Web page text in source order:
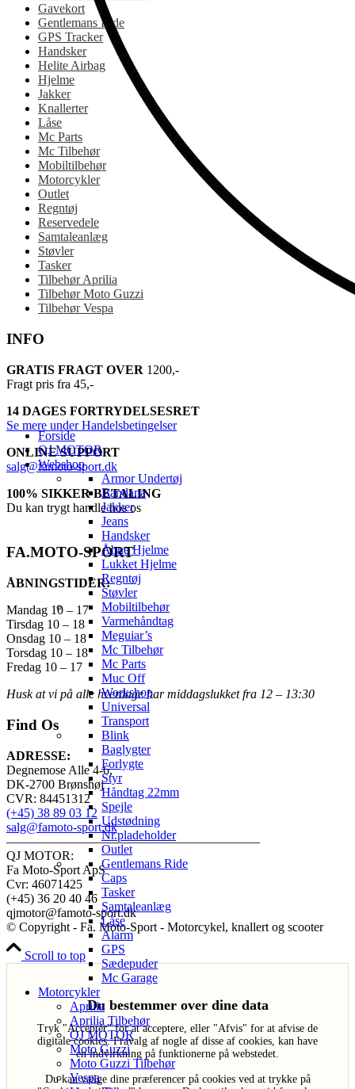
Forside
QJ MOTOR
Webshop
Armor Undertøj
Bandana
Jakker
Jeans
Handsker
Åbne Hjelme
Lukket Hjelme
Regntøj
Støvler
Mobiltilbehør
Varmehåndtag
Meguiar’s
Mc Tilbehør
Mc Parts
Muc Off
Workshop
Universal
Transport
Blink
Baglygter
Forlygte
Styr
Håndtag 22mm
Spejle
Udstødning
Nr.pladeholder
Outlet
Gentlemans Ride
Caps
Tasker
Samtaleanlæg
Låse
Alarm
GPS
Sædepuder
Mc Garage
Motorcykler
Aprilia
Aprilia Tilbehør
QJ MOTOR
Moto Guzzi
Moto Guzzi Tilbehør
Vespa
Gavekort
Gentlemans Ride
GPS Tracker
Handsker
Helite Airbag
Hjelme
Jakker
Knallerter
Låse
Mc Parts
Mc Tilbehør
Mobiltilbehør
Motorcykler
Outlet
Regntøj
Reservedele
Samtaleanlæg
Støvler
Tasker
Tilbehør Aprilia
Tilbehør Moto Guzzi
Tilbehør Vespa
INFO
GRATIS FRAGT OVER 1200,-
Fragt pris fra 45,-
14 DAGES FORTRYDELSESRET
Se mere under Handelsbetingelser
ONLINE SUPPORT
salg@famoto-sport.dk
100% SIKKER BETALING
Du kan trygt handle hos os
FA.MOTO-SPORT
ÅBNINGSTIDER:
Mandag 10 – 17
Tirsdag 10 – 18
Onsdag 10 – 18
Torsdag 10 – 18
Fredag 10 – 17
Husk at vi på alle hverdage har middagslukket fra 12 – 13:30
Find Os
ADRESSE:
Degnemose Alle 4-6,
DK-2700 Brønshøj
CVR: 84451312
(+45) 38 89 03 12
salg@famoto-sport.dk
————————————————————
QJ MOTOR:
Fa Moto-Sport ApS
Cvr: 46071425
(+45) 36 20 40 46
qjmotor@famoto-sport.dk
© Copyright - Fa. Moto-Sport - Motorcykel, knallert og scooter
Scroll to top
Du bestemmer over dine data
Tryk "Acceptér" for at acceptere, eller "Afvis" for at afvise de
digitale cookies. Fravalg af nogle af disse af cookies, kan have
en indvirkning på funktionerne på webstedet.
Du kan vælge dine præferencer på cookies ved at trykke på